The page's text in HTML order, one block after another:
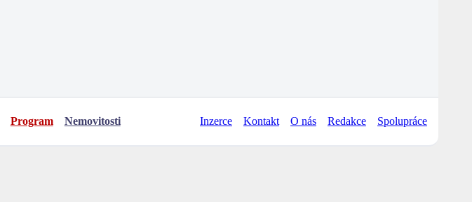
Program Nemovitosti Inzerce Kontakt O nás Redakce Spolupráce